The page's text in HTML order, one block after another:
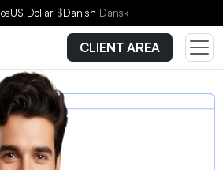
US Dollar $Danish Dansk
CLIENT AREA